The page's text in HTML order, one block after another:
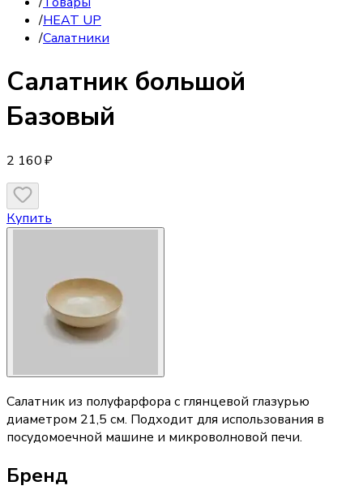
/HEAT UP
/Салатники
Салатник большой
Базовый
2 160 ₽
Купить
Салатник из полуфарфора с глянцевой глазурью
диаметром 21,5 см. Подходит для использования в
посудомоечной машине и микроволновой печи.
Бренд